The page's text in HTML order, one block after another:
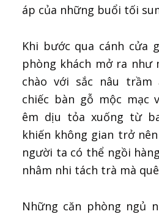
áp của những buổi tối
Khi bước qua cánh cửa
phòng khách mở ra như
chào với sắc nâu trầm
chiếc bàn gỗ mộc mạc
êm dịu tỏa xuống từ
khiến không gian trở
người ta có thể ngồi
nhâm nhi tách trà mà
Những căn phòng ngủ